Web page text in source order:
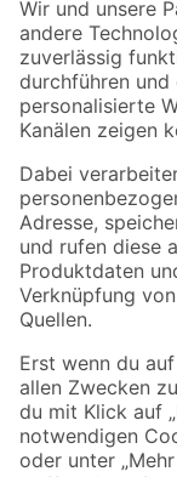
Folge uns
Zahlungsarten
Sicher einkaufen
Jetzt die toom-